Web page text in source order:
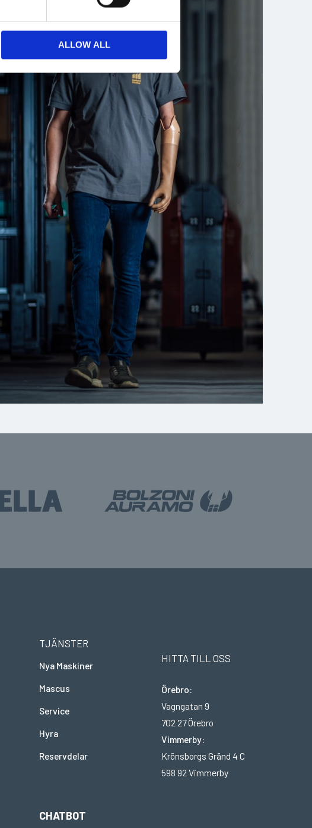
ALLOW ALL
TJÄNSTER
Nya Maskiner
Mascus
Service
Hyra
Reservdelar
HITTA TILL OSS
Örebro:
Vagngatan 9
702 27 Örebro
Vimmerby:
Krönsborgs Gränd 4 C
598 92 Vimmerby
CHATBOT